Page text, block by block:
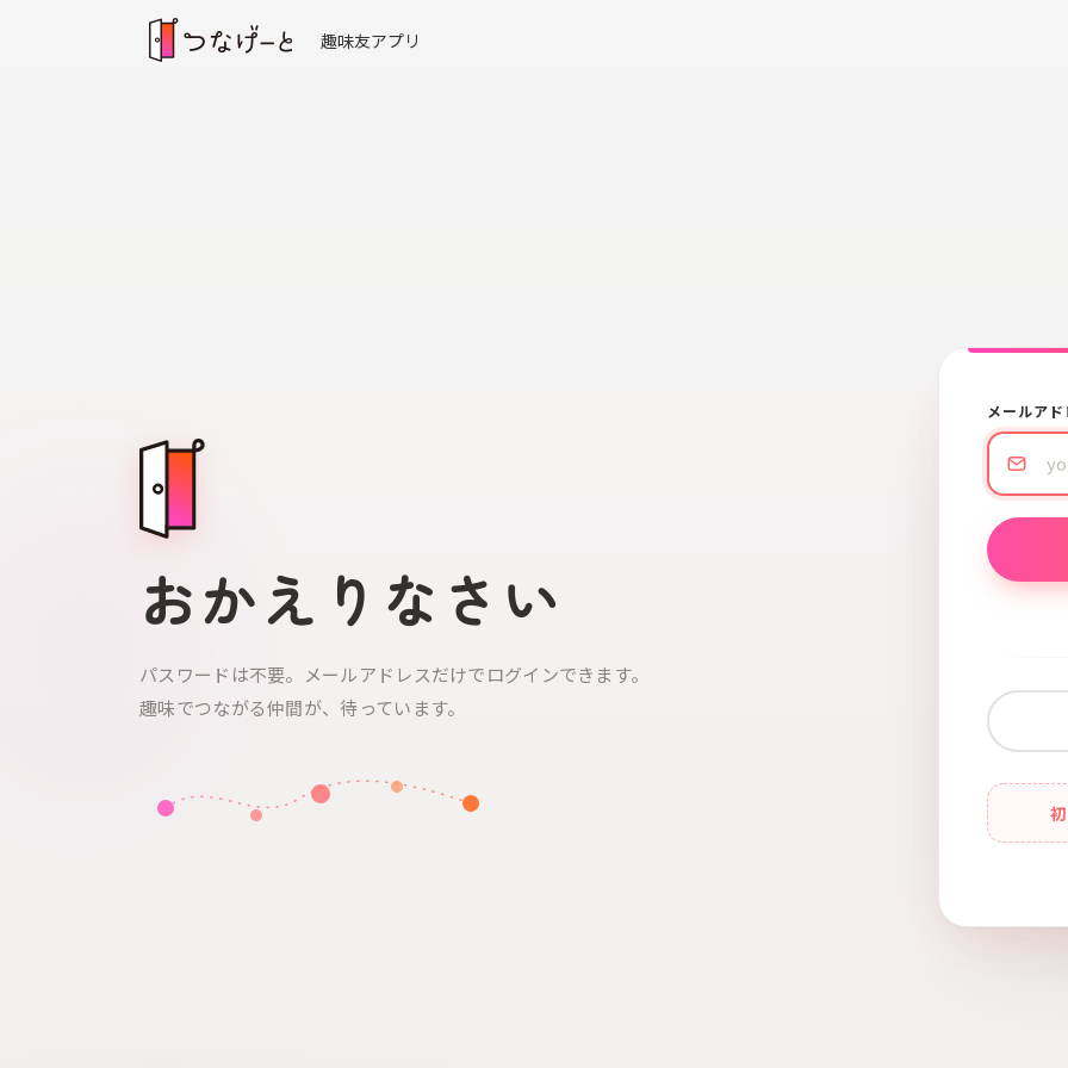
趣味友アプリ
おかえりなさい
パスワードは不要。メールアドレスだけでログインできます。
趣味でつながる仲間が、待っています。
メールア